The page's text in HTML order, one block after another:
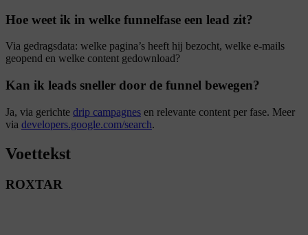
Hoe weet ik in welke funnelfase een lead zit?
Via gedragsdata: welke pagina’s heeft hij bezocht, welke e-mails
geopend en welke content gedownload?
Kan ik leads sneller door de funnel bewegen?
Ja, via gerichte drip campagnes en relevante content per fase. Meer
via developers.google.com/search.
Voettekst
ROXTAR